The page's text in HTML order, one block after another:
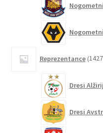
Reprezentance 1427
Dresi
Dresi